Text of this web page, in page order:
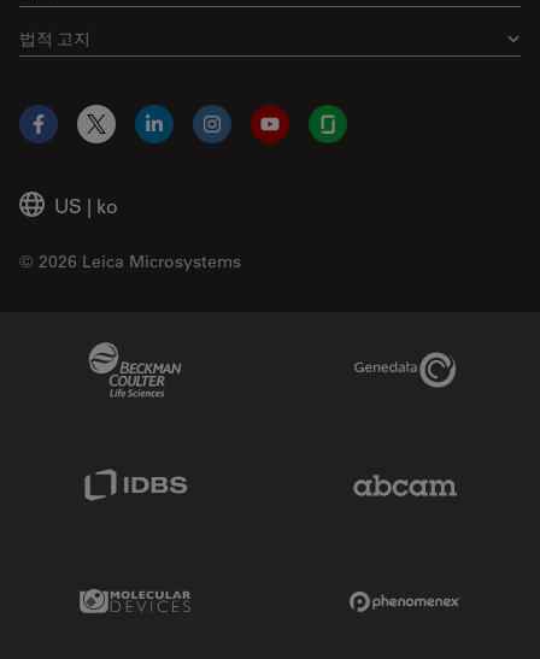
법적 고지
US | ko
© 2026 Leica Microsystems
Facebook
X LinkedInInstagramYouTubeGlassdoor
Genedata Link
Molecular Devices Link